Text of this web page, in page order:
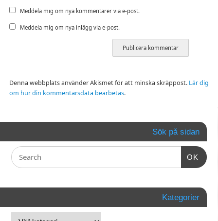
Meddela mig om nya kommentarer via e-post.
Meddela mig om nya inlägg via e-post.
Denna webbplats använder Akismet för att minska skräppost. Lär dig
om hur din kommentarsdata bearbetas.
Sök på sidan
OK
Kategorier